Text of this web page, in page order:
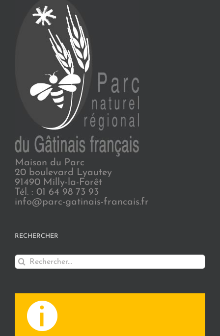
Maison du Parc
20 boulevard Lyautey
91490 Milly-la-Forêt
Tél. : 01 64 98 73 93
info@parc-gatinais-francais.fr
RECHERCHER
Rechercher: